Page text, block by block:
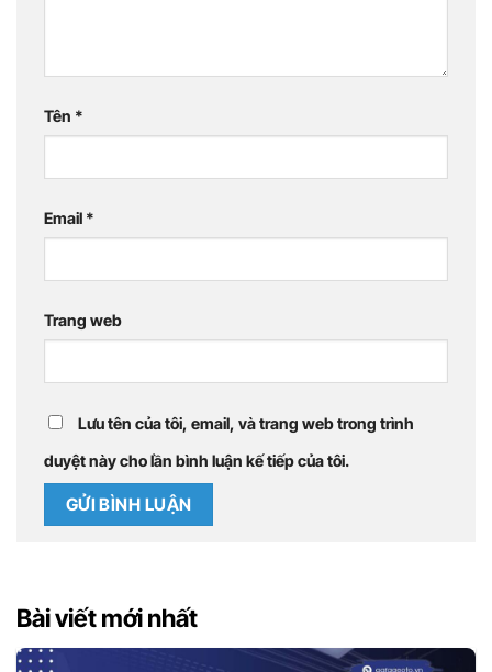
Tên *
Email *
Trang web
Lưu tên của tôi, email, và trang web trong trình
duyệt này cho lần bình luận kế tiếp của tôi.
Bài viết mới nhất